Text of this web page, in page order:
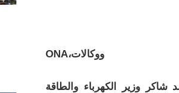
ONA،ووكالات
وزير الكهرباء والطاقة